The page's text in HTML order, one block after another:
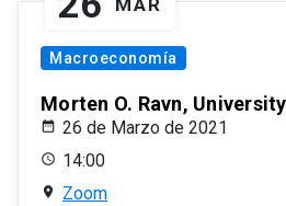
MAR
Macroeconomía
Morten O. Ravn,
26 de Marzo de 2021
14:00
Zoom